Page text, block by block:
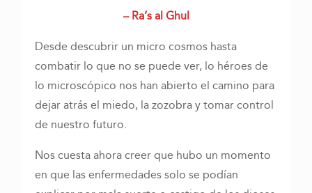
– Ra’s al Ghul
Desde descubrir un micro cosmos hasta
combatir lo que no se puede ver, lo héroes de
lo microscópico nos han abierto el camino para
dejar atrás el miedo, la zozobra y tomar control
de nuestro futuro.
Nos cuesta ahora creer que hubo un momento
en que las enfermedades solo se podían